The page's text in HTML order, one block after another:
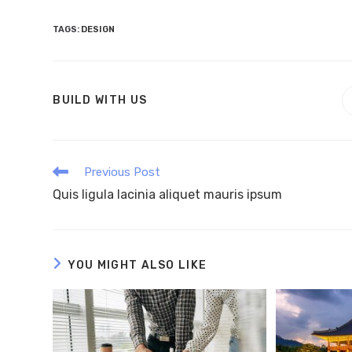
TAGS: DESIGN
BUILD WITH US
Read
articles
Previous Post
Quis ligula lacinia aliquet mauris ipsum
YOU MIGHT ALSO LIKE